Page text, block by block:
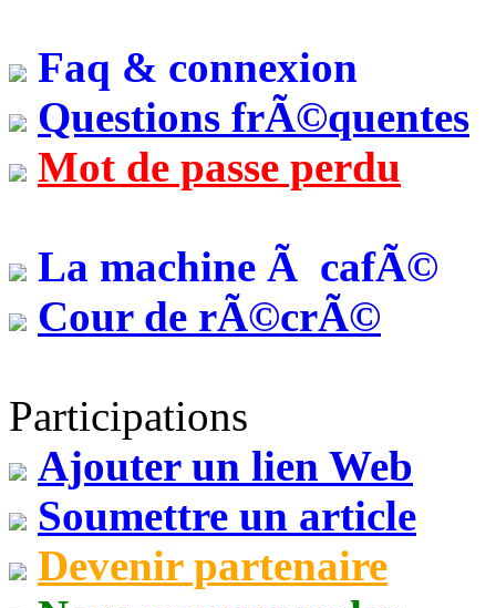
Faq & connexion
Questions frÃ©quentes
Mot de passe perdu
La machine Ã cafÃ©
Cour de rÃ©crÃ©
Participations
Ajouter un lien Web
Soumettre un article
Devenir partenaire